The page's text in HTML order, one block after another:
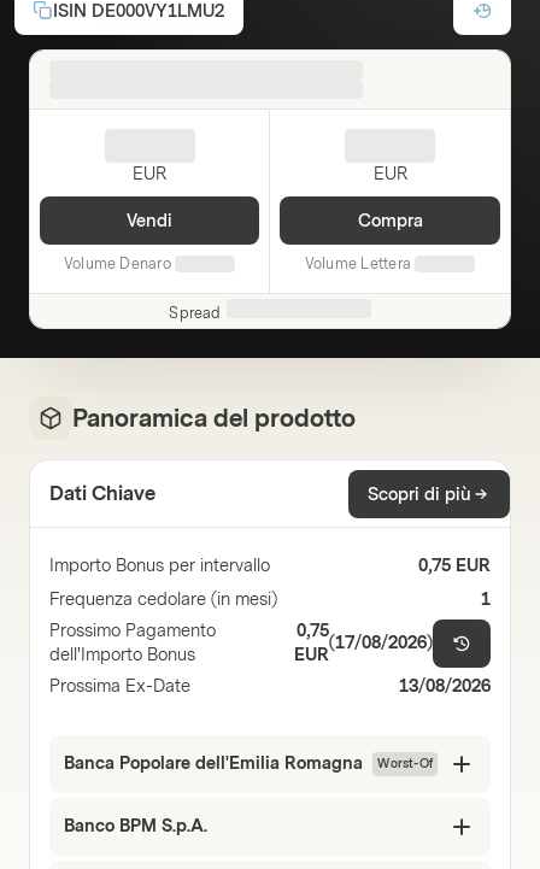
ISIN DE000VY1LMU2
EUR
Vendi
Volume Denaro
EUR
Compra
Volume Lettera
Spread
Panoramica del prodotto
Dati Chiave Scopri di più
Importo Bonus per intervallo
0,75 EUR
Frequenza cedolare (in mesi)
1
Prossimo Pagamento
dell'Importo Bonus
0,75
EUR
(17/08/2026)
Prossima Ex-Date 13/08/2026
Banca Popolare dell'Emilia Romagna Worst-Of
Banco BPM S.p.A.